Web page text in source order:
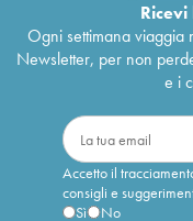
Ogni settimana viaggia
Newsletter, per non
e i
Accetto il
consigli e
Sì
No